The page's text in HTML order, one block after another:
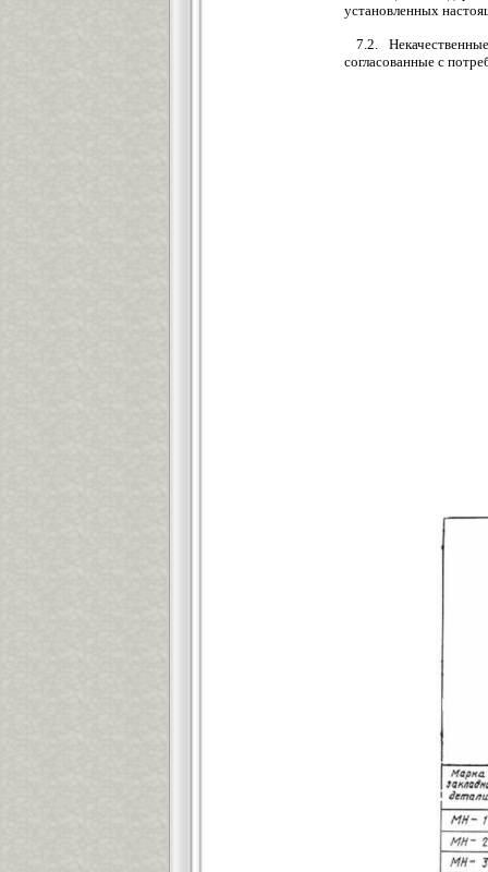
установленных
7.2.
согласованные с